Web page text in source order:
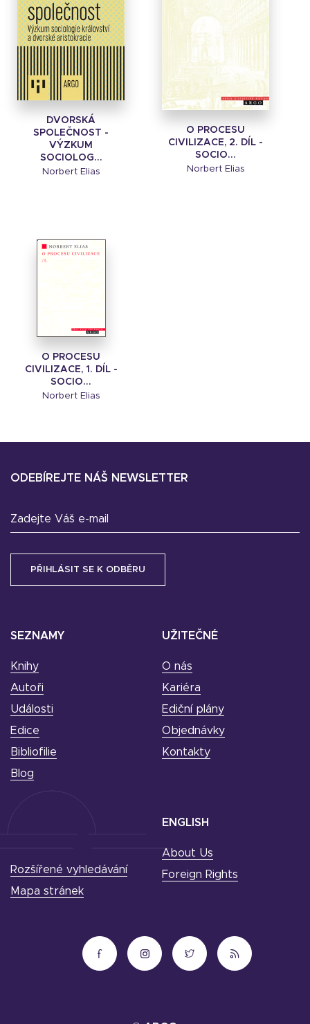
DVORSKÁ
SPOLEČNOST -
VÝZKUM
SOCIOLOG...
Norbert Elias
O PROCESU
CIVILIZACE, 2. DÍL -
SOCIO...
Norbert Elias
O PROCESU
CIVILIZACE, 1. DÍL -
SOCIO...
Norbert Elias
SEZNAMY
Knihy
Autoři
Události
Edice
Bibliofilie
Blog
UŽITEČNÉ
O nás
Kariéra
Ediční plány
Objednávky
Kontakty
ODEBÍREJTE NÁŠ NEWSLETTER
Zadejte Váš e-mail
ENGLISH
About Us
Foreign Rights
Rozšířené vyhledávání
Mapa stránek